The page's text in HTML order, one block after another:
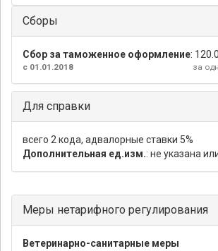
Сборы
Сбор за таможенное оформление:
за
с 01.01.2018
Для справки
всего 2 кода, адвалорные ставки 5%
Дополнительная ед.изм.: не указана
Меры нетарифного регулирования
Ветеринарно-санитарные меры